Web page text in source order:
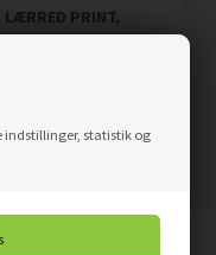
indstillinger, statistik og
LÆRRED PRINT,
GRÆKENLAND
Mere info